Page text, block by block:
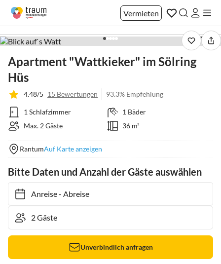
Vermieten
1 / 28
Apartment "Wattkieker" im Sölring
Hüs
4.48/5 15 Bewertungen 93.3% Empfehlung
1 Schlafzimmer
1 Bäder
Max. 2 Gäste
36 m²
RantumAuf Karte anzeigen
Bitte Daten und Anzahl der Gäste auswählen
Anreise- Abreise
Unverbindlich anfragen